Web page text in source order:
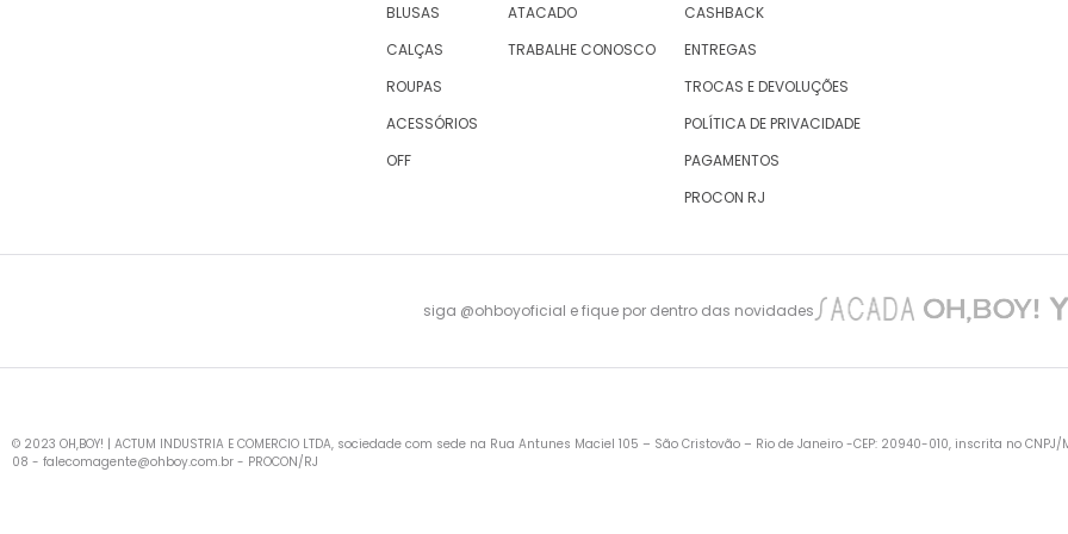
BLUSAS
CALÇAS
ROUPAS
ACESSÓRIOS
OFF
ATACADO
TRABALHE CONOSCO
CASHBACK
ENTREGAS
TROCAS E DEVOLUÇÕES
POLÍTICA DE PRIVACIDADE
PAGAMENTOS
PROCON RJ
siga @ohboyoficial e fique por dentro das novidades
© 2023 OH,BOY! | ACTUM INDUSTRIA E COMERCIO LTDA, sociedade com sede na Rua Antunes Maciel 105 – São Cristovão – Rio de Janeiro -CEP: 20940-010, inscrita no
08 - falecomagente@ohboy.com.br - PROCON/RJ